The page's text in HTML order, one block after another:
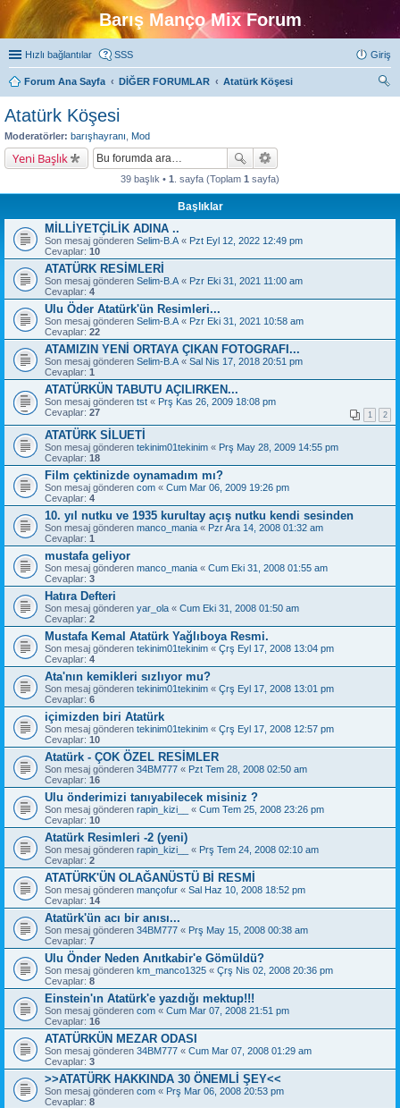
Barış Manço Mix Forum
Hızlı bağlantılar SSS Giriş
Forum Ana Sayfa DİĞER FORUMLAR
Atatürk Köşesi
Atatürk Köşesi
Moderatörler: barışhayranı Mod
Yeni Başlık
39 başlık • 1 . sayfa (Toplam 1 sayfa)
Başlıklar
MİLLİYETÇİLİK ADINA ..
Son mesaj gönderen Selim-B.A « Pzt Eyl 12, 2022 12:49 pm
Cevaplar: 10
ATATÜRK RESİMLERİ
Son mesaj gönderen Selim-B.A « Pzr Eki 31, 2021 11:00 am
Cevaplar: 4
Ulu Öder Atatürk'ün Resimleri...
Son mesaj gönderen Selim-B.A « Pzr Eki 31, 2021 10:58 am
Cevaplar: 22
ATAMIZIN YENİ ORTAYA ÇIKAN FOTOGRAFI...
Son mesaj gönderen Selim-B.A « Sal Nis 17, 2018 20:51 pm
Cevaplar: 1
ATATÜRKÜN TABUTU AÇILIRKEN...
Son mesaj gönderen tst « Prş Kas 26, 2009 18:08 pm
Cevaplar: 27 1 2
ATATÜRK SİLUETİ
Son mesaj gönderen tekinim01tekinim « Prş May 28, 2009 14:55 pm
Cevaplar: 18
Film çektinizde oynamadım mı?
Son mesaj gönderen com « Cum Mar 06, 2009 19:26 pm
Cevaplar: 4
10. yıl nutku ve 1935 kurultay açış nutku kendi sesinden
Son mesaj gönderen manco_mania « Pzr Ara 14, 2008 01:32 am
Cevaplar: 1
mustafa geliyor
Son mesaj gönderen manco_mania « Cum Eki 31, 2008 01:55 am
Cevaplar: 3
Hatıra Defteri
Son mesaj gönderen yar_ola « Cum Eki 31, 2008 01:50 am
Cevaplar: 2
Mustafa Kemal Atatürk Yağlıboya Resmi.
Son mesaj gönderen tekinim01tekinim « Çrş Eyl 17, 2008 13:04 pm
Cevaplar: 4
Ata'nın kemikleri sızlıyor mu?
Son mesaj gönderen tekinim01tekinim « Çrş Eyl 17, 2008 13:01 pm
Cevaplar: 6
içimizden biri Atatürk
Son mesaj gönderen tekinim01tekinim « Çrş Eyl 17, 2008 12:57 pm
Cevaplar: 10
Atatürk - ÇOK ÖZEL RESİMLER
Son mesaj gönderen 34BM777 « Pzt Tem 28, 2008 02:50 am
Cevaplar: 16
Ulu önderimizi tanıyabilecek misiniz ?
Son mesaj gönderen rapin_kizi__ « Cum Tem 25, 2008 23:26 pm
Cevaplar: 10
Atatürk Resimleri -2 (yeni)
Son mesaj gönderen rapin_kizi__ « Prş Tem 24, 2008 02:10 am
Cevaplar: 2
ATATÜRK'ÜN OLAĞANÜSTÜ Bİ RESMİ
Son mesaj gönderen mançofur « Sal Haz 10, 2008 18:52 pm
Cevaplar: 14
Atatürk'ün acı bir anısı...
Son mesaj gönderen 34BM777 « Prş May 15, 2008 00:38 am
Cevaplar: 7
Ulu Önder Neden Anıtkabir'e Gömüldü?
Son mesaj gönderen km_manco1325 « Çrş Nis 02, 2008 20:36 pm
Cevaplar: 8
Einstein'ın Atatürk'e yazdığı mektup!!!
Son mesaj gönderen com « Cum Mar 07, 2008 21:51 pm
Cevaplar: 16
ATATÜRKÜN MEZAR ODASI
Son mesaj gönderen 34BM777 « Cum Mar 07, 2008 01:29 am
Cevaplar: 3
>>ATATÜRK HAKKINDA 30 ÖNEMLİ ŞEY<<
Son mesaj gönderen com « Prş Mar 06, 2008 20:53 pm
Cevaplar: 8